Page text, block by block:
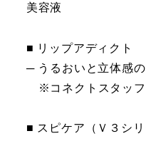
美容液
■ リップアディクト
─ うるおいと立体感
※コネクトスタッフ
■ スピケア（Ｖ３シリ